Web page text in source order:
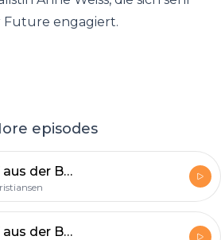
Future engagiert.
episodes
HÖRSTOFF aus der Buchhandlung Christiansen
HÖRSTOFF aus der Buchhandlung Boysen und Mauke